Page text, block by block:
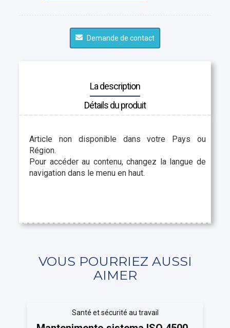
Demande de contact
La description
Détails du produit
Article non disponible dans votre Pays ou
Région.
Pour accéder au contenu, changez la langue de
navigation dans le menu en haut.
VOUS POURRIEZ AUSSI
AIMER
Santé et sécurité au travail